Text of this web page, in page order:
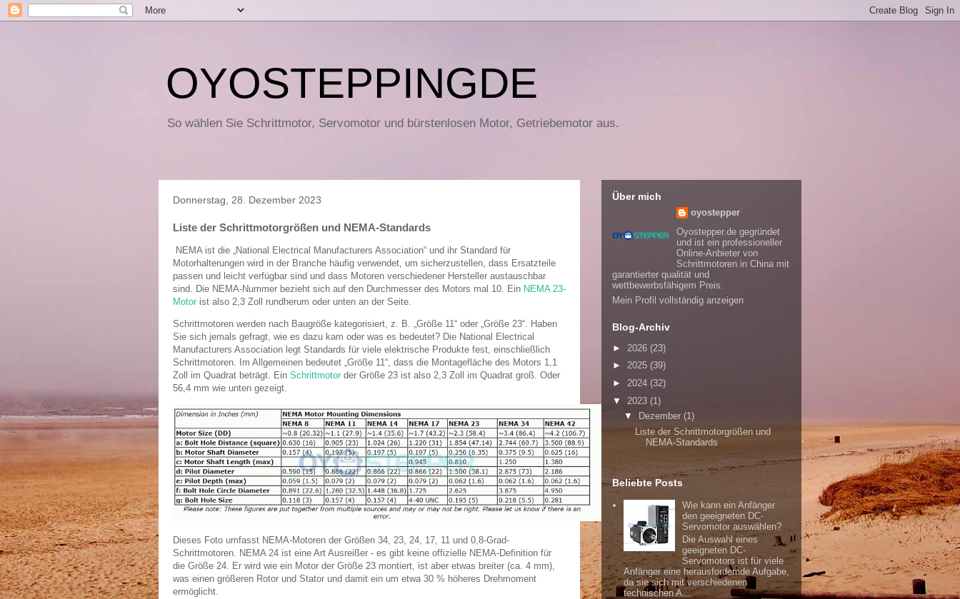
OYOSTEPPINGDE
So wählen Sie Schrittmotor, Servomotor und bürstenlosen Motor, Getriebemotor aus.
Donnerstag, 28. Dezember 2023
Liste der Schrittmotorgrößen und NEMA-Standards
NEMA ist die „National Electrical Manufacturers Association“ und ihr Standard für
Motorhalterungen wird in der Branche häufig verwendet, um sicherzustellen, dass Ersatzteile
passen und leicht verfügbar sind und dass Motoren verschiedener Hersteller austauschbar
sind. Die NEMA-Nummer bezieht sich auf den Durchmesser des Motors mal 10. Ein NEMA 23-
Motor ist also 2,3 Zoll rundherum oder unten an der Seite.
Schrittmotoren werden nach Baugröße kategorisiert, z. B. „Größe 11“ oder „Größe 23“. Haben
Sie sich jemals gefragt, wie es dazu kam oder was es bedeutet? Die National Electrical
Manufacturers Association legt Standards für viele elektrische Produkte fest, einschließlich
Schrittmotoren.
Im Allgemeinen bedeutet „Größe 11“, dass die Montagefläche des Motors 1,1
Zoll im Quadrat beträgt. Ein Schrittmotor der Größe 23 ist also 2,3 Zoll im Quadrat groß. Oder
56,4 mm wie unten gezeigt.
Dieses Foto umfasst NEMA-Motoren der Größen 34, 23, 24, 17, 11 und 0,8-Grad-
Schrittmotoren. NEMA 24 ist eine Art Ausreißer - es gibt keine offizielle NEMA-Definition für
die Größe 24. Er wird wie ein Motor der Größe 23 montiert, ist aber etwas breiter (ca. 4 mm),
was einen größeren Rotor und Stator und damit ein um etwa 30 % höheres Drehmoment
ermöglicht.
Über mich
oyostepper
Oyostepper.de gegründet
und ist ein professioneller
Online-Anbieter von
Schrittmotoren in China mit
garantierter qualität und
wettbewerbsfähigem Preis.
Mein Profil vollständig anzeigen
Blog-Archiv
► 2026 (23)
► 2025 (39)
► 2024 (32)
▼ 2023 (1)
▼
Dezember (1)
Liste der Schrittmotorgrößen und
NEMA-Standards
Beliebte Posts
Wie kann ein Anfänger
den geeigneten DC-
Servomotor auswählen?
Die Auswahl eines
geeigneten DC-
Servomotors ist für viele
Anfänger eine herausfordernde Aufgabe,
da sie sich mit verschiedenen
technischen A...